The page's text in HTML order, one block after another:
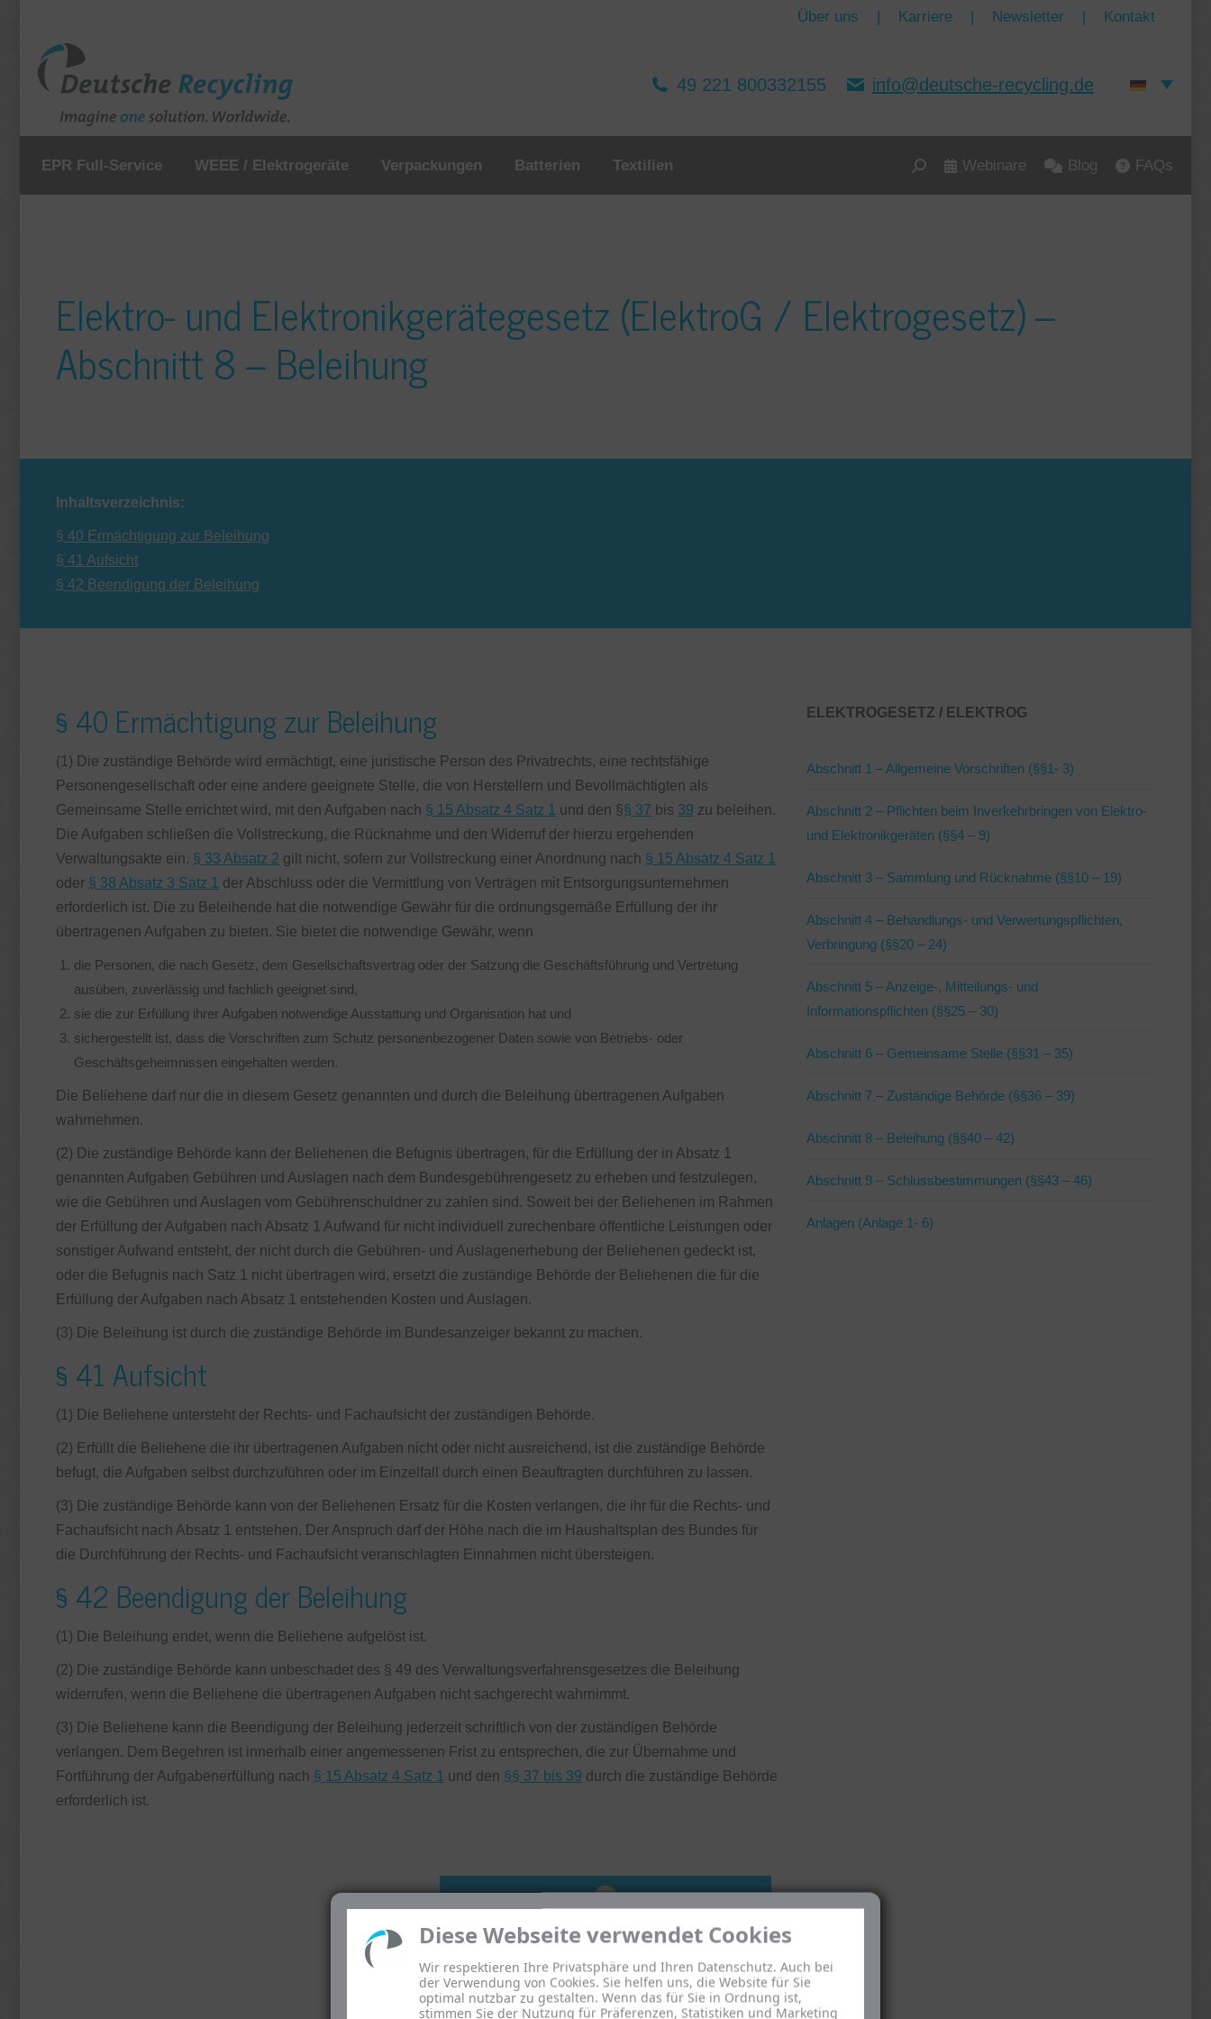
Diese Webseite verwendet Cookies
Wir respektieren Ihre Privatsphäre und Ihren Datenschutz. Auch bei
der Verwendung von Cookies. Sie helfen uns, die Website für Sie
optimal nutzbar zu gestalten. Wenn das für Sie in Ordnung ist,
stimmen Sie der Nutzung für Präferenzen, Statistiken und Marketing
Über uns | Karriere | Newsletter | Kontakt
49 221 800332155 info@deutsche-recycling.de
EPR Full-Service WEEE / Elektrogeräte Verpackungen Batterien Textilien Search: Webinare Blog FAQs
Elektro- und Elektronikgerätegesetz (ElektroG / Elektrogesetz) –
Abschnitt 8 – Beleihung
Inhaltsverzeichnis:
§ 40 Ermächtigung zur Beleihung
§ 41 Aufsicht
§ 42 Beendigung der Beleihung
§ 40 Ermächtigung zur Beleihung
(1) Die zuständige Behörde wird ermächtigt, eine juristische Person des Privatrechts, eine rechtsfähige
Personengesellschaft oder eine andere geeignete Stelle, die von Herstellern und Bevollmächtigten als
Gemeinsame Stelle errichtet wird, mit den Aufgaben nach § 15 Absatz 4 Satz 1 und den §§ 37 bis 39 zu beleihen.
Die Aufgaben schließen die Vollstreckung, die Rücknahme und den Widerruf der hierzu ergehenden
Verwaltungsakte ein. § 33 Absatz 2 gilt nicht, sofern zur Vollstreckung einer Anordnung nach § 15 Absatz 4 Satz 1
oder § 38 Absatz 3 Satz 1 der Abschluss oder die Vermittlung von Verträgen mit Entsorgungsunternehmen
erforderlich ist. Die zu Beleihende hat die notwendige Gewähr für die ordnungsgemäße Erfüllung der ihr
übertragenen Aufgaben zu bieten. Sie bietet die notwendige Gewähr, wenn
die Personen, die nach Gesetz, dem Gesellschaftsvertrag oder der Satzung die Geschäftsführung und Vertretung
ausüben, zuverlässig und fachlich geeignet sind,
sie die zur Erfüllung ihrer Aufgaben notwendige Ausstattung und Organisation hat und
sichergestellt ist, dass die Vorschriften zum Schutz personenbezogener Daten sowie von Betriebs- oder
Geschäftsgeheimnissen eingehalten werden.
Die Beliehene darf nur die in diesem Gesetz genannten und durch die Beleihung übertragenen Aufgaben
wahrnehmen.
(2) Die zuständige Behörde kann der Beliehenen die Befugnis übertragen, für die Erfüllung der in Absatz 1
genannten Aufgaben Gebühren und Auslagen nach dem Bundesgebührengesetz zu erheben und festzulegen,
wie die Gebühren und Auslagen vom Gebührenschuldner zu zahlen sind. Soweit bei der Beliehenen im Rahmen
der Erfüllung der Aufgaben nach Absatz 1 Aufwand für nicht individuell zurechenbare öffentliche Leistungen oder
sonstiger Aufwand entsteht, der nicht durch die Gebühren- und Auslagenerhebung der Beliehenen gedeckt ist,
oder die Befugnis nach Satz 1 nicht übertragen wird, ersetzt die zuständige Behörde der Beliehenen die für die
Erfüllung der Aufgaben nach Absatz 1 entstehenden Kosten und Auslagen.
(3) Die Beleihung ist durch die zuständige Behörde im Bundesanzeiger bekannt zu machen.
§ 41 Aufsicht
(1) Die Beliehene untersteht der Rechts- und Fachaufsicht der zuständigen Behörde.
(2) Erfüllt die Beliehene die ihr übertragenen Aufgaben nicht oder nicht ausreichend, ist die zuständige Behörde
befugt, die Aufgaben selbst durchzuführen oder im Einzelfall durch einen Beauftragten durchführen zu lassen.
(3) Die zuständige Behörde kann von der Beliehenen Ersatz für die Kosten verlangen, die ihr für die Rechts- und
Fachaufsicht nach Absatz 1 entstehen. Der Anspruch darf der Höhe nach die im Haushaltsplan des Bundes für
die Durchführung der Rechts- und Fachaufsicht veranschlagten Einnahmen nicht übersteigen.
§ 42 Beendigung der Beleihung
(1) Die Beleihung endet, wenn die Beliehene aufgelöst ist.
(2) Die zuständige Behörde kann unbeschadet des § 49 des Verwaltungsverfahrensgesetzes die Beleihung
widerrufen, wenn die Beliehene die übertragenen Aufgaben nicht sachgerecht wahrnimmt.
(3) Die Beliehene kann die Beendigung der Beleihung jederzeit schriftlich von der zuständigen Behörde
verlangen. Dem Begehren ist innerhalb einer angemessenen Frist zu entsprechen, die zur Übernahme und
Fortführung der Aufgabenerfüllung nach § 15 Absatz 4 Satz 1 und den §§ 37 bis 39 durch die zuständige Behörde
erforderlich ist.
ELEKTROGESETZ / ELEKTROG
Abschnitt 1 – Allgemeine Vorschriften (§§1- 3)
Abschnitt 2 – Pflichten beim Inverkehrbringen von Elektro-
und Elektronikgeräten (§§4 – 9)
Abschnitt 3 – Sammlung und Rücknahme (§§10 – 19)
Abschnitt 4 – Behandlungs- und Verwertungspflichten,
Verbringung (§§20 – 24)
Abschnitt 5 – Anzeige-, Mitteilungs- und
Informationspflichten (§§25 – 30)
Abschnitt 6 – Gemeinsame Stelle (§§31 – 35)
Abschnitt 7 – Zuständige Behörde (§§36 – 39)
Abschnitt 8 – Beleihung (§§40 – 42)
Abschnitt 9 – Schlussbestimmungen (§§43 – 46)
Anlagen (Anlage 1- 6)
Abschnitt 7 (§§36 - 39) Abschnitt 9 (§§43 - 46)